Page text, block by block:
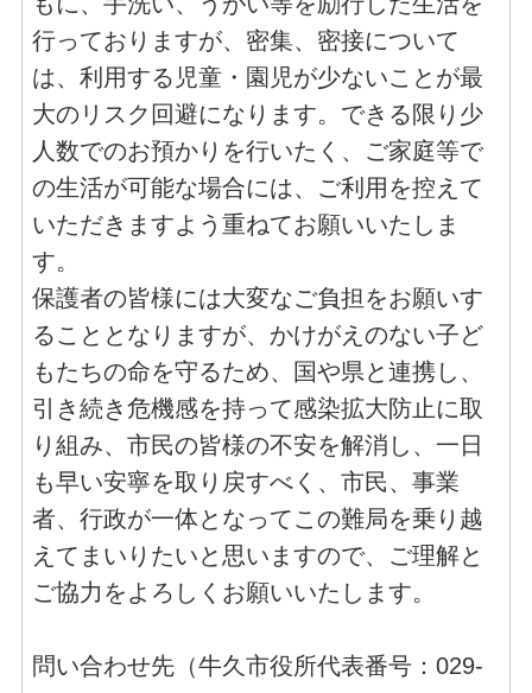
行っておりますが、密集、密接について
は、利用する児童・園児が少ないことが最
大のリスク回避になります。できる限り少
人数でのお預かりを行いたく、ご家庭等で
の生活が可能な場合には、ご利用を控えて
いただきますよう重ねてお願いいたしま
す。
保護者の皆様には大変なご負担をお願いす
ることとなりますが、かけがえのない子ど
もたちの命を守るため、国や県と連携し、
引き続き危機感を持って感染拡大防止に取
り組み、市民の皆様の不安を解消し、一日
も早い安寧を取り戻すべく、市民、事業
者、行政が一体となってこの難局を乗り越
えてまいりたいと思いますので、ご理解と
ご協力をよろしくお願いいたします。
問い合わせ先（牛久市役所代表番号：029-